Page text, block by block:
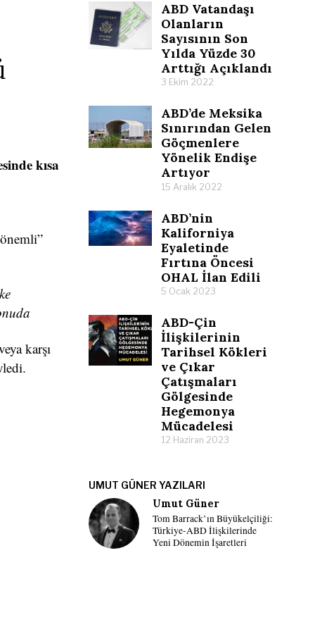
kısa
karşı
ABD Vatandaşı
Olanların
Sayısının Son
Yılda Yüzde 30
Arttığı Açıklandı
3 Ekim 2022
ABD’de Meksika
Sınırından Gelen
Göçmenlere
Yönelik Endişe
Artıyor
15 Aralık 2022
ABD’nin
Kaliforniya
Eyaletinde
Fırtına Öncesi
OHAL İlan Edili
5 Ocak 2023
ABD-Çin
İlişkilerinin
Tarihsel Kökleri
ve Çıkar
Çatışmaları
Gölgesinde
Hegemonya
Mücadelesi
12 Haziran 2023
UMUT GÜNER YAZILARI
Umut Güner
Tom Barrack’ın Büyükelçiliği:
Türkiye-ABD İlişkilerinde
Yeni Dönemin İşaretleri